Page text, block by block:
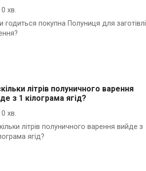
хв.
годиться покупна Полуниця для заготівлі
літрів полуничного варення
з 1 кілограма ягід?
хв.
літрів полуничного варення вийде з
ягід?